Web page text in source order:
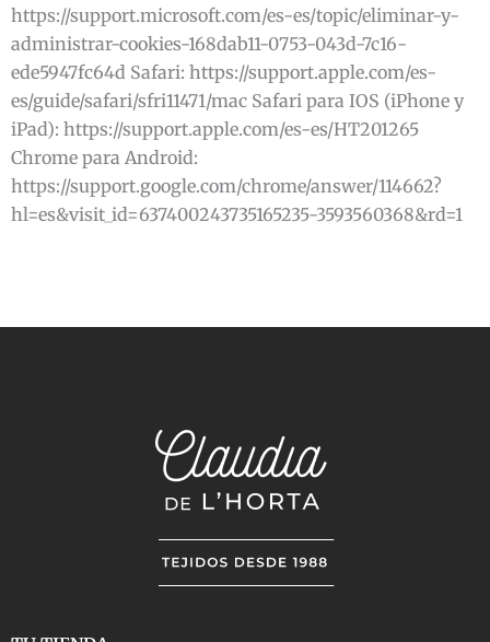
https://support.microsoft.com/es-es/topic/eliminar-y-
administrar-cookies-168dab11-0753-043d-7c16-
ede5947fc64d Safari: https://support.apple.com/es-
es/guide/safari/sfri11471/mac Safari para IOS (iPhone y
iPad): https://support.apple.com/es-es/HT201265
Chrome para Android:
https://support.google.com/chrome/answer/114662?
hl=es&visit_id=637400243735165235-3593560368&rd=1